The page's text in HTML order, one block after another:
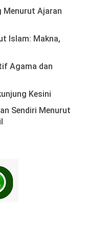
Menurut Ajaran
Islam: Makna,
Agama dan
Kesini
Sendiri Menurut